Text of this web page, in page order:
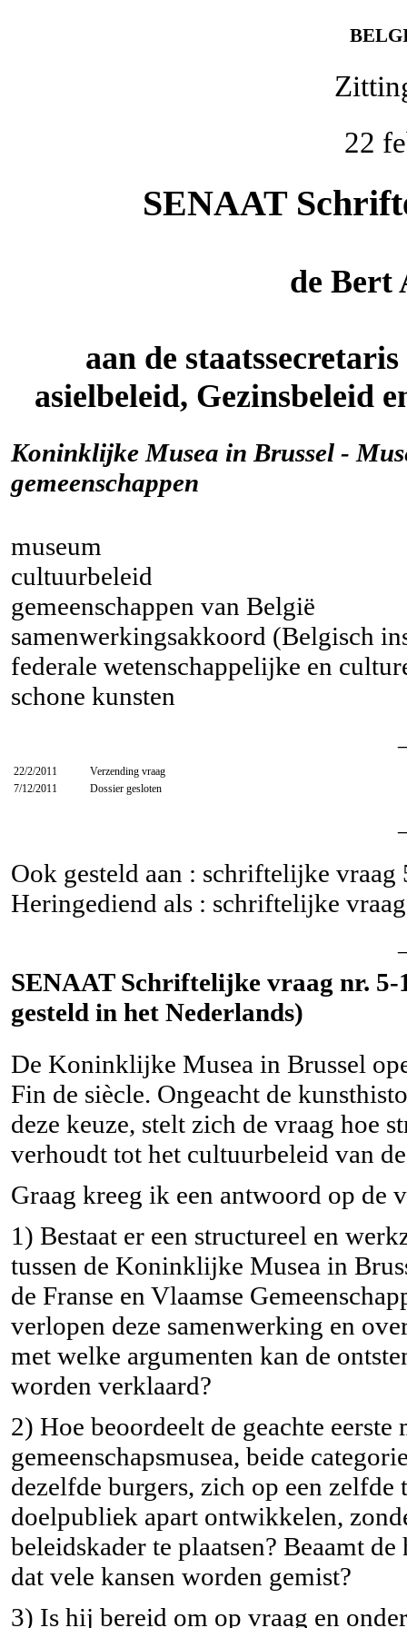
22
SENAAT
de Bert
aan de
asielbeleid, Gezinsbeleid
Koninklijke Musea in Brussel -
gemeenschappen
museum
cultuurbeleid
gemeenschappen van België
samenwerkingsakkoord (Belgisch
federale wetenschappelijke en
schone kunsten
22/2/2011
Verzending vraag
7/12/2011
Dossier gesloten
Ook gesteld aan : schriftelijke vraag
Heringediend als : schriftelijke
SENAAT Schriftelijke vraag nr.
gesteld in het Nederlands)
De Koninklijke Musea in Brussel
Fin de siècle. Ongeacht de
deze keuze, stelt zich de vraag hoe
verhoudt tot het cultuurbeleid van
Graag kreeg ik een antwoord op de
1) Bestaat er een structureel en
tussen de Koninklijke Musea in
de Franse en Vlaamse
verlopen deze samenwerking en
met welke argumenten kan de
worden verklaard?
2) Hoe beoordeelt de geachte
gemeenschapsmusea, beide
dezelfde burgers, zich op een
doelpubliek apart ontwikkelen,
beleidskader te plaatsen? Beaamt
dat vele kansen worden gemist?
3) Is hij bereid om op vraag en